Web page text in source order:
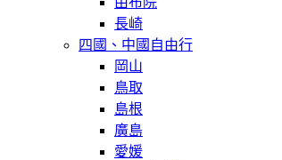
長崎
四國、中國自由行
岡山
鳥取
島根
廣島
愛媛